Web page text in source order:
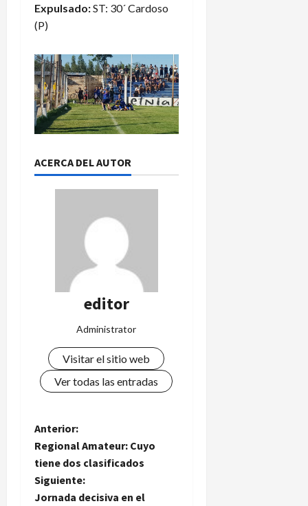
Expulsado:ST: 30´ Cardoso
(P)
ACERCA DEL AUTOR
editor
Administrator
Visitar el sitio web
Ver todas las entradas
N
a
v
Anterior:
Regional Amateur: Cuyo
tiene dos clasificados
Siguiente:
Jornada decisiva en el